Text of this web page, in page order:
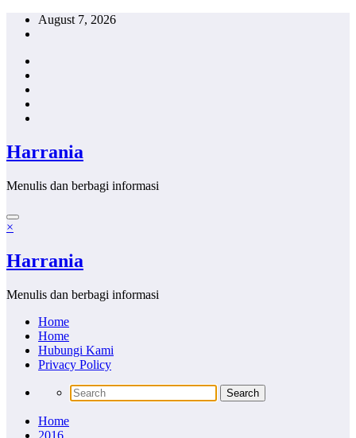
Skip
August 7, 2026
Harrania
Menulis dan berbagi informasi
×
Harrania
Menulis dan berbagi informasi
Home
Home
Hubungi Kami
Privacy Policy
Home
2016